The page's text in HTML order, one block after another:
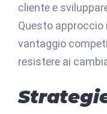
cliente e
Questo
vantaggio
resistere ai